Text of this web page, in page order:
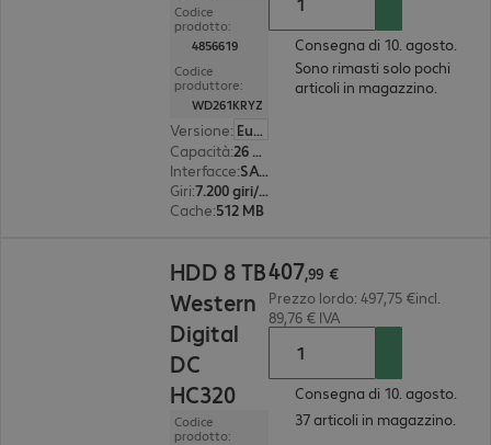
Codice
prodotto:
4856619
Codice
produttore:
WD261KRYZ
Versione:
Europa
Capacità:
26 TB
Interfacce:
SATA 3.0 (6 Gbit/s) 8,9 cm (3,5")
Giri:
7.200 giri/min.
Cache:512 MB
Consegna di 10. agosto.
Sono rimasti solo pochi
articoli in magazzino.
HDD 8 TB
Western
Digital
DC
HC320
Codice
prodotto:
407,99 €
Prezzo lordo: 497,75 €incl.
89,76 € IVA
Consegna di 10. agosto.
37 articoli in magazzino.